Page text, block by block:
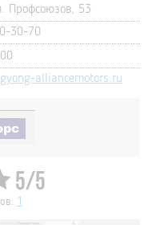
Профсоюзов, 53
30-70
alliancemotors.ru
5/5
1